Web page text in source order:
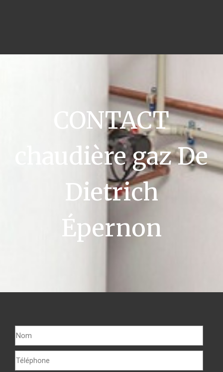
CONTACT
chaudière gaz De
Dietrich
Épernon